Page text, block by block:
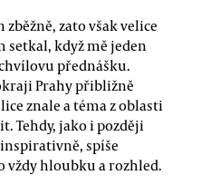
zato však velice
setkal, když mě jeden
přednášku.
Prahy přibližně
znale a téma z oblasti
Tehdy, jako i později
spíše
vždy hloubku a rozhled.